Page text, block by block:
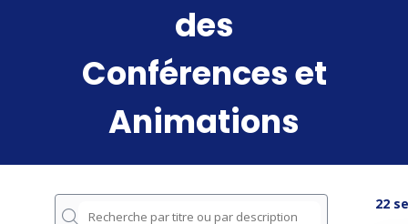
des
Conférences et
Animations
22